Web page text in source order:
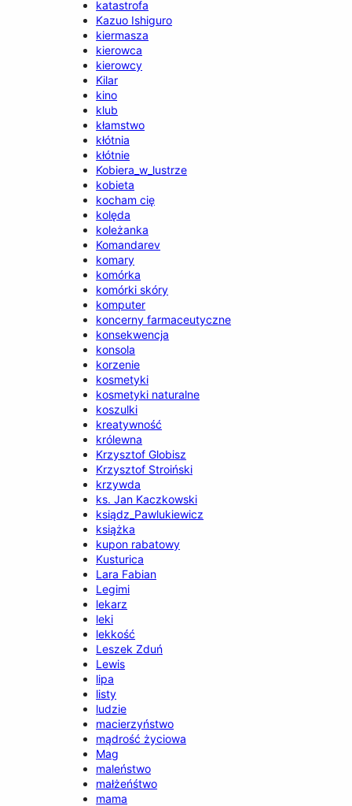
katastrofa
Kazuo Ishiguro
kiermasza
kierowca
kierowcy
Kilar
kino
klub
kłamstwo
kłótnia
kłótnie
Kobiera_w_lustrze
kobieta
kocham cię
kolęda
koleżanka
Komandarev
komary
komórka
komórki skóry
komputer
koncerny farmaceutyczne
konsekwencja
konsola
korzenie
kosmetyki
kosmetyki naturalne
koszulki
kreatywność
królewna
Krzysztof Globisz
Krzysztof Stroiński
krzywda
ks. Jan Kaczkowski
ksiądz_Pawlukiewicz
książka
kupon rabatowy
Kusturica
Lara Fabian
Legimi
lekarz
leki
lekkość
Leszek Zduń
Lewis
lipa
listy
ludzie
macierzyństwo
mądrość życiowa
Mag
maleństwo
małżeńśtwo
mama